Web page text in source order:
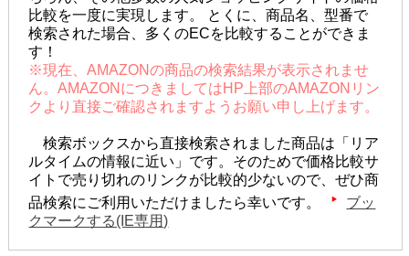
比較を一度に実現します。 とくに、商品名、型番で
検索された場合、多くのECを比較することができま
す！
※現在、AMAZONの商品の検索結果が表示されませ
ん。AMAZONにつきましてはHP上部のAMAZONリン
クより直接ご確認されますようお願い申し上げます。
検索ボックスから直接検索されました商品は「リア
ルタイムの情報に近い」です。そのためで価格比較サ
イトで売り切れのリンクが比較的少ないので、ぜひ商
品検索にご利用いただけましたら幸いです。
ブッ
クマークする(IE専用)